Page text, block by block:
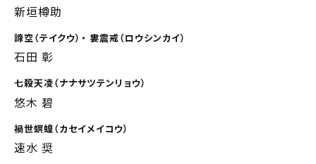
新垣樽助
諦空（テイクウ）・ 婁震戒（ロウシンカイ）
石田 彰
七殺天凌（ナナサツテンリョウ）
悠木 碧
禍世螟蝗（カセイメイコウ）
速水 奨